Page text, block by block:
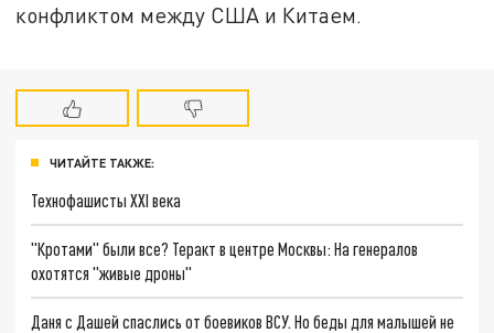
конфликтом между США и Китаем.
ЧИТАЙТЕ ТАКЖЕ:
Технофашисты XXI века
"Кротами" были все? Теракт в центре Москвы: На генералов
охотятся "живые дроны"
Даня с Дашей спаслись от боевиков ВСУ. Но беды для малышей не